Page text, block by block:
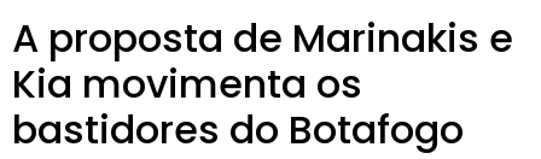
A proposta de Marinakis e
Kia movimenta os
bastidores do Botafogo